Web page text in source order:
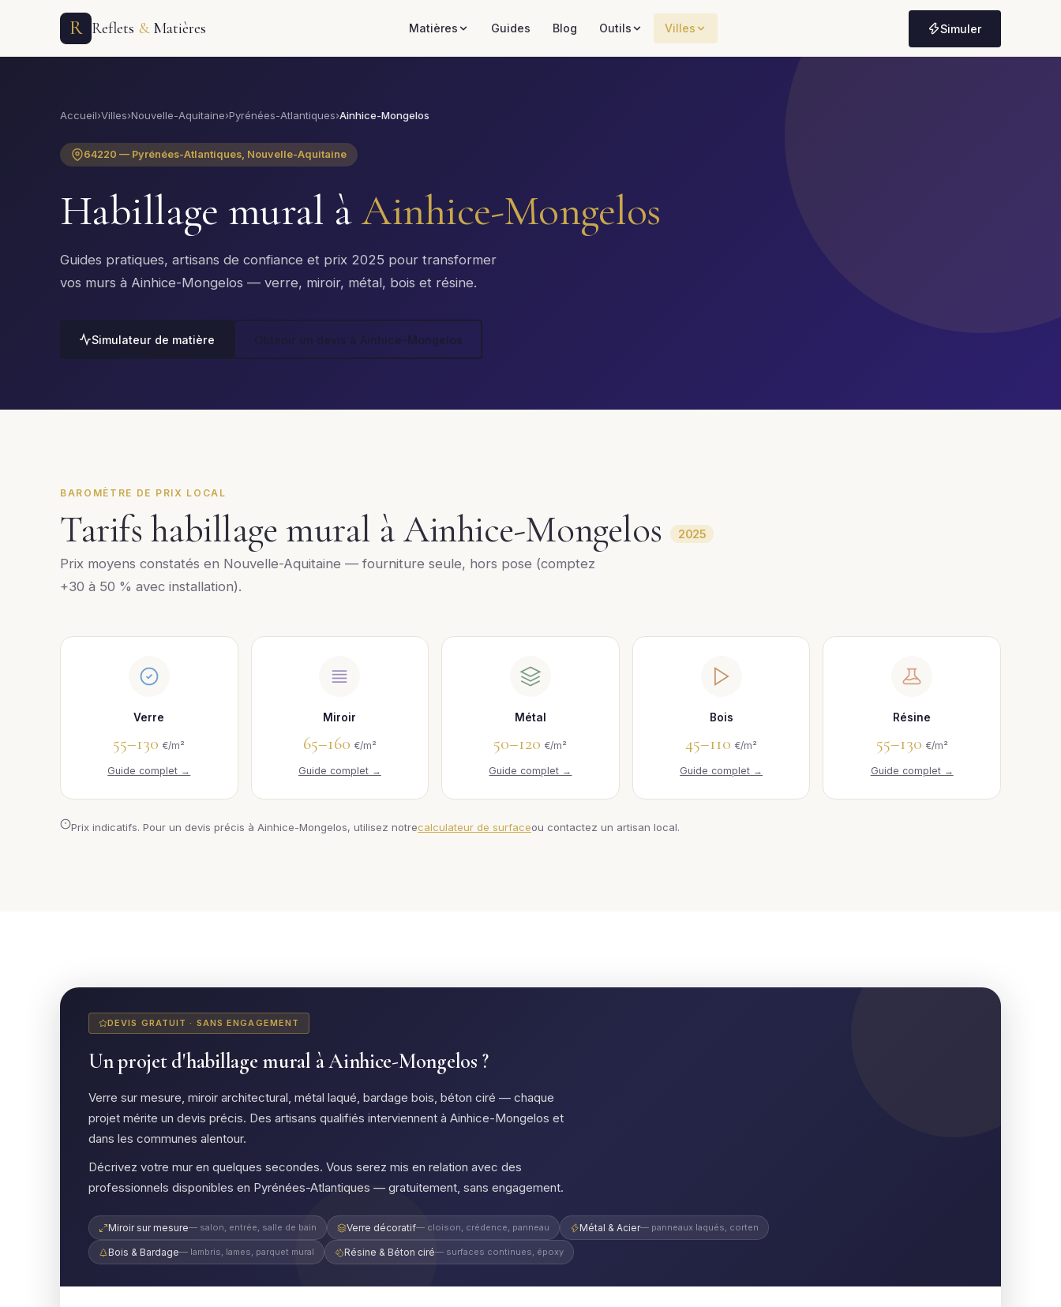
R Reflets &Matières Matières Guides Blog Outils Villes Simuler
Accueil›Villes›Nouvelle-Aquitaine›Pyrénées-Atlantiques›Ainhice-Mongelos
64220 — Pyrénées-Atlantiques, Nouvelle-Aquitaine
Habillage mural àAinhice-Mongelos
Guides pratiques, artisans de confiance et prix 2025 pour transformer
vos murs à Ainhice-Mongelos — verre, miroir, métal, bois et résine.
Simulateur de matière Obtenir un devis à Ainhice-Mongelos
BAROMÈTRE DE PRIX LOCAL
Tarifs habillage mural à Ainhice-Mongelos 2025
Prix moyens constatés en Nouvelle-Aquitaine — fourniture seule, hors pose (comptez
+30 à 50 % avec installation).
Verre
55–130€/m²
Guide complet →
Miroir
65–160 €/m²
Guide complet →
Métal
50–120€/m²
Guide complet →
Bois
45–110€/m²
Guide complet →
Résine
55–130 €/m²
Guide complet →
Prix indicatifs. Pour un devis précis à Ainhice-Mongelos, utilisez notrecalculateur de surfaceou contactez un artisan local.
DEVIS GRATUIT · SANS ENGAGEMENT
Un projet d'habillage mural à Ainhice-Mongelos ?
Verre sur mesure, miroir architectural, métal laqué, bardage bois, béton ciré — chaque
projet mérite un devis précis. Des artisans qualifiés interviennent à Ainhice-Mongelos et
dans les communes alentour.
Décrivez votre mur en quelques secondes. Vous serez mis en relation avec des
professionnels disponibles en Pyrénées-Atlantiques — gratuitement, sans engagement.
Miroir sur mesure— salon, entrée, salle de bain Verre décoratif— cloison, crédence, panneau Métal & Acier— panneaux laqués, corten
Bois & Bardage— lambris, lames, parquet mural Résine & Béton ciré— surfaces continues, époxy